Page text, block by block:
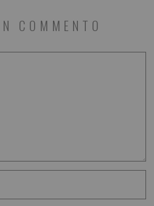
COMMENTO